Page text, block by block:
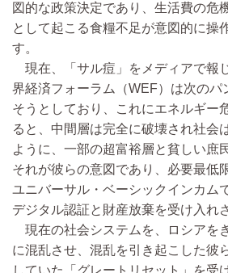
図的な政策決定であり、生活費の危
として起こる食糧不足が意図的に操
す。
現在、「サル痘」をメディアで報
界経済フォーラム（WEF）は次のパ
そうとしており、これにエネルギー
ると、中間層は完全に破壊され社会
ように、一部の超富裕層と貧しい庶
それが彼らの意図であり、必要最低
ユニバーサル・ベーシックインカム
デジタル認証と財産放棄を受け入れ
現在の社会システムを、ロシアを
に混乱させ、混乱を引き起こした彼